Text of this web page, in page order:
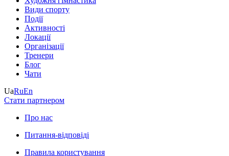
Види спорту
Події
Активності
Локації
Організації
Тренери
Блог
Чати
UaRuEn
Стати партнером
Про нас
Питання-відповіді
Правила користування